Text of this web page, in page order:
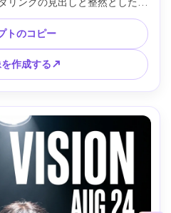
レイアウト、右下に QR RSVP
ールなアンビエント ライト、
ショット フレーミング、落ち着
ルな肌の質感、シャープな焦
スター デザイン、透かしなし -
4:5
トのコピー
を作成する↗